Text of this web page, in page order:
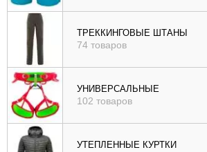
ТРЕККИНГОВЫЕ ШТАНЫ
74 товаров
УНИВЕРСАЛЬНЫЕ
102 товаров
УТЕПЛЕННЫЕ КУРТКИ